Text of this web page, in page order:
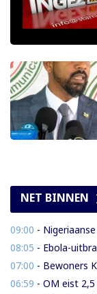
NET BINNEN
09:00 - Nigeriaanse pastor na
08:05 - Ebola-
07:00 - Bewoners Kalebaskreek
06:59 - OM eist 2,5 jaar cel